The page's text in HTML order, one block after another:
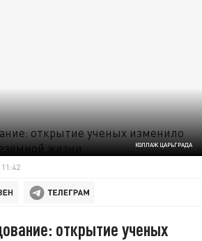
КОЛЛАЖ ЦАРЬГРАДА
открытие ученых